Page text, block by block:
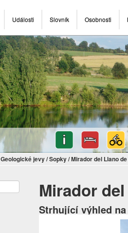
Události Slovník Osobnosti
Geologické jevy/Sopky/Mirador del Llano
Mirador
Strhující výhled